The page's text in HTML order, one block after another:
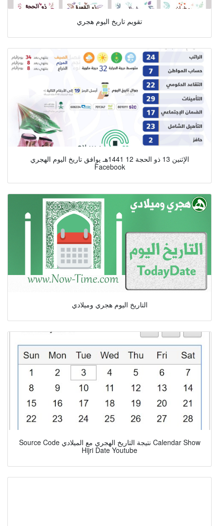
تقويم تاريخ اليوم هجري
الإثنين 13 ذو الحجة 12 1441هـ يوافق تاريخ اليوم الهجري
Facebook
التاريخ اليوم هجري وميلادي
Source Code نتيجة التاريخ الهجري مع الميلادي Calendar Show
Hijri Date Youtube